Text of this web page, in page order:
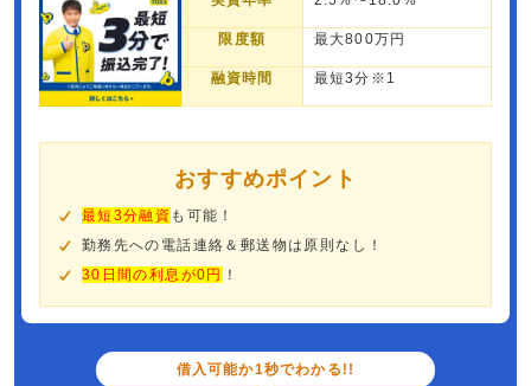
限度額 最大800万円
融資時間 最短3分※1
おすすめポイント
最短3分融資 も可能！
勤務先への電話連絡＆郵送物は原則なし！
30日間の利息が0円
！
借入可能か1秒でわかる!!